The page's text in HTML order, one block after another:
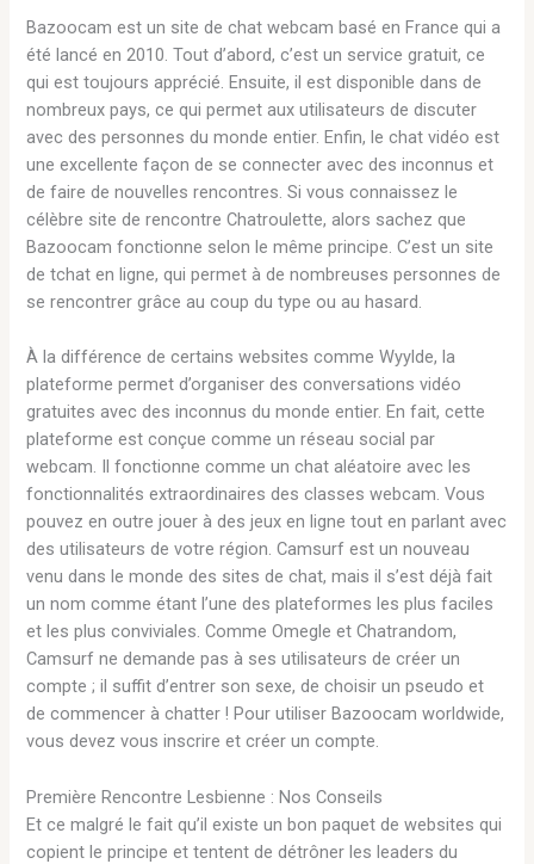
Bazoocam est un site de chat webcam basé en France qui a
été lancé en 2010. Tout d’abord, c’est un service gratuit, ce
qui est toujours apprécié. Ensuite, il est disponible dans de
nombreux pays, ce qui permet aux utilisateurs de discuter
avec des personnes du monde entier. Enfin, le chat vidéo est
une excellente façon de se connecter avec des inconnus et
de faire de nouvelles rencontres. Si vous connaissez le
célèbre site de rencontre Chatroulette, alors sachez que
Bazoocam fonctionne selon le même principe. C’est un site
de tchat en ligne, qui permet à de nombreuses personnes de
se rencontrer grâce au coup du type ou au hasard.
À la différence de certains websites comme Wyylde, la
plateforme permet d’organiser des conversations vidéo
gratuites avec des inconnus du monde entier. En fait, cette
plateforme est conçue comme un réseau social par
webcam. Il fonctionne comme un chat aléatoire avec les
fonctionnalités extraordinaires des classes webcam. Vous
pouvez en outre jouer à des jeux en ligne tout en parlant avec
des utilisateurs de votre région. Camsurf est un nouveau
venu dans le monde des sites de chat, mais il s’est déjà fait
un nom comme étant l’une des plateformes les plus faciles
et les plus conviviales. Comme Omegle et Chatrandom,
Camsurf ne demande pas à ses utilisateurs de créer un
compte ; il suffit d’entrer son sexe, de choisir un pseudo et
de commencer à chatter ! Pour utiliser Bazoocam worldwide,
vous devez vous inscrire et créer un compte.
Première Rencontre Lesbienne : Nos Conseils
Et ce malgré le fait qu’il existe un bon paquet de websites qui
copient le principe et tentent de détrôner les leaders du